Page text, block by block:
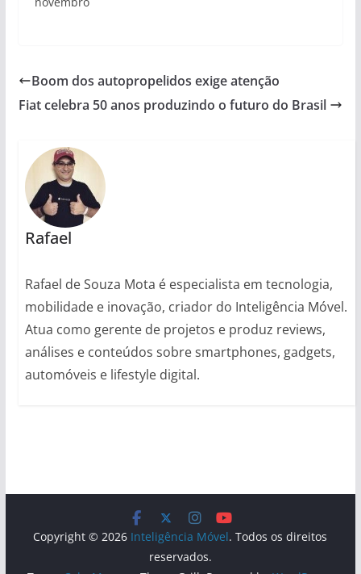
Boom dos autopropelidos exige atenção
Fiat celebra 50 anos produzindo o futuro do Brasil
Rafael
Rafael de Souza Mota é especialista em tecnologia,
mobilidade e inovação, criador do Inteligência Móvel.
Atua como gerente de projetos e produz reviews,
análises e conteúdos sobre smartphones, gadgets,
automóveis e lifestyle digital.
Copyright © 2026 Inteligência Móvel. Todos os direitos
reservados.